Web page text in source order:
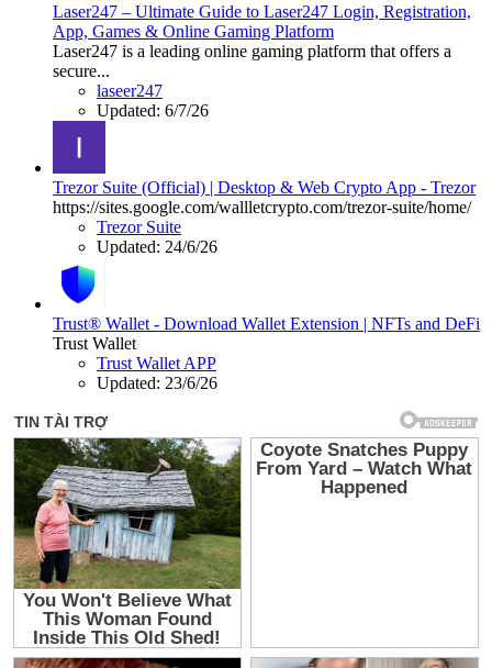
Laser247 – Ultimate Guide to Laser247 Login, Registration,
App, Games & Online Gaming Platform
Laser247 is a leading online gaming platform that offers a
secure...
laseer247
Updated: 6/7/26
Trezor Suite (Official) | Desktop & Web Crypto App - Trezor
https://sites.google.com/wallletcrypto.com/trezor-suite/home/
Trezor Suite
Updated: 24/6/26
Trust® Wallet - Download Wallet Extension | NFTs and DeFi
Trust Wallet
Trust Wallet APP
Updated: 23/6/26